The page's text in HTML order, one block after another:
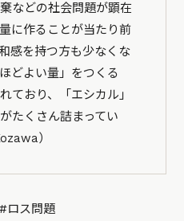
などの社会問題が顕在
に作ることが当たり前
感を持つ方も少なくな
どよい量」をつくる
ており、「エシカル」
たくさん詰まってい
）
ロス問題